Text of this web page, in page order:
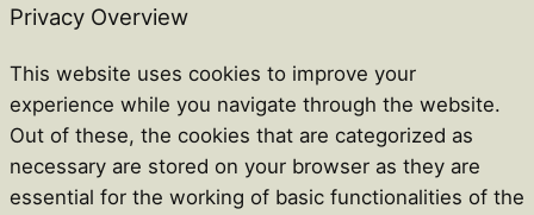
Privacy Overview
This website uses cookies to improve your
experience while you navigate through the website.
Out of these, the cookies that are categorized as
necessary are stored on your browser as they are
essential for the working of basic functionalities of the